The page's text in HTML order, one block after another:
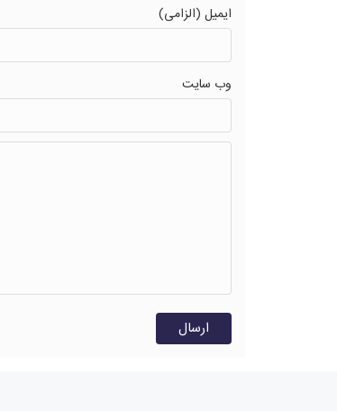
ایمیل (الزامی)
وب سایت